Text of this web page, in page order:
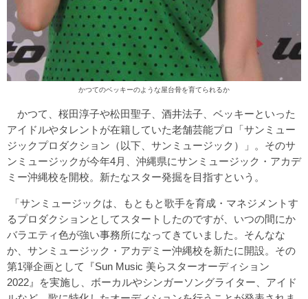
かつてのベッキーのような屋台骨を育てられるか
かつて、桜田淳子や松田聖子、酒井法子、ベッキーといった
アイドルやタレントが在籍していた老舗芸能プロ「サンミュー
ジックプロダクション（以下、サンミュージック）」。そのサ
ンミュージックが今年4月、沖縄県にサンミュージック・アカデ
ミー沖縄校を開校。新たなスター発掘を目指すという。
「サンミュージックは、もともと歌手を育成・マネジメントす
るプロダクションとしてスタートしたのですが、いつの間にか
バラエティ色が強い事務所になってきていました。そんなな
か、サンミュージック・アカデミー沖縄校を新たに開設。その
第1弾企画として『Sun Music 美らスターオーディション
2022』を実施し、ボーカルやシンガーソングライター、アイド